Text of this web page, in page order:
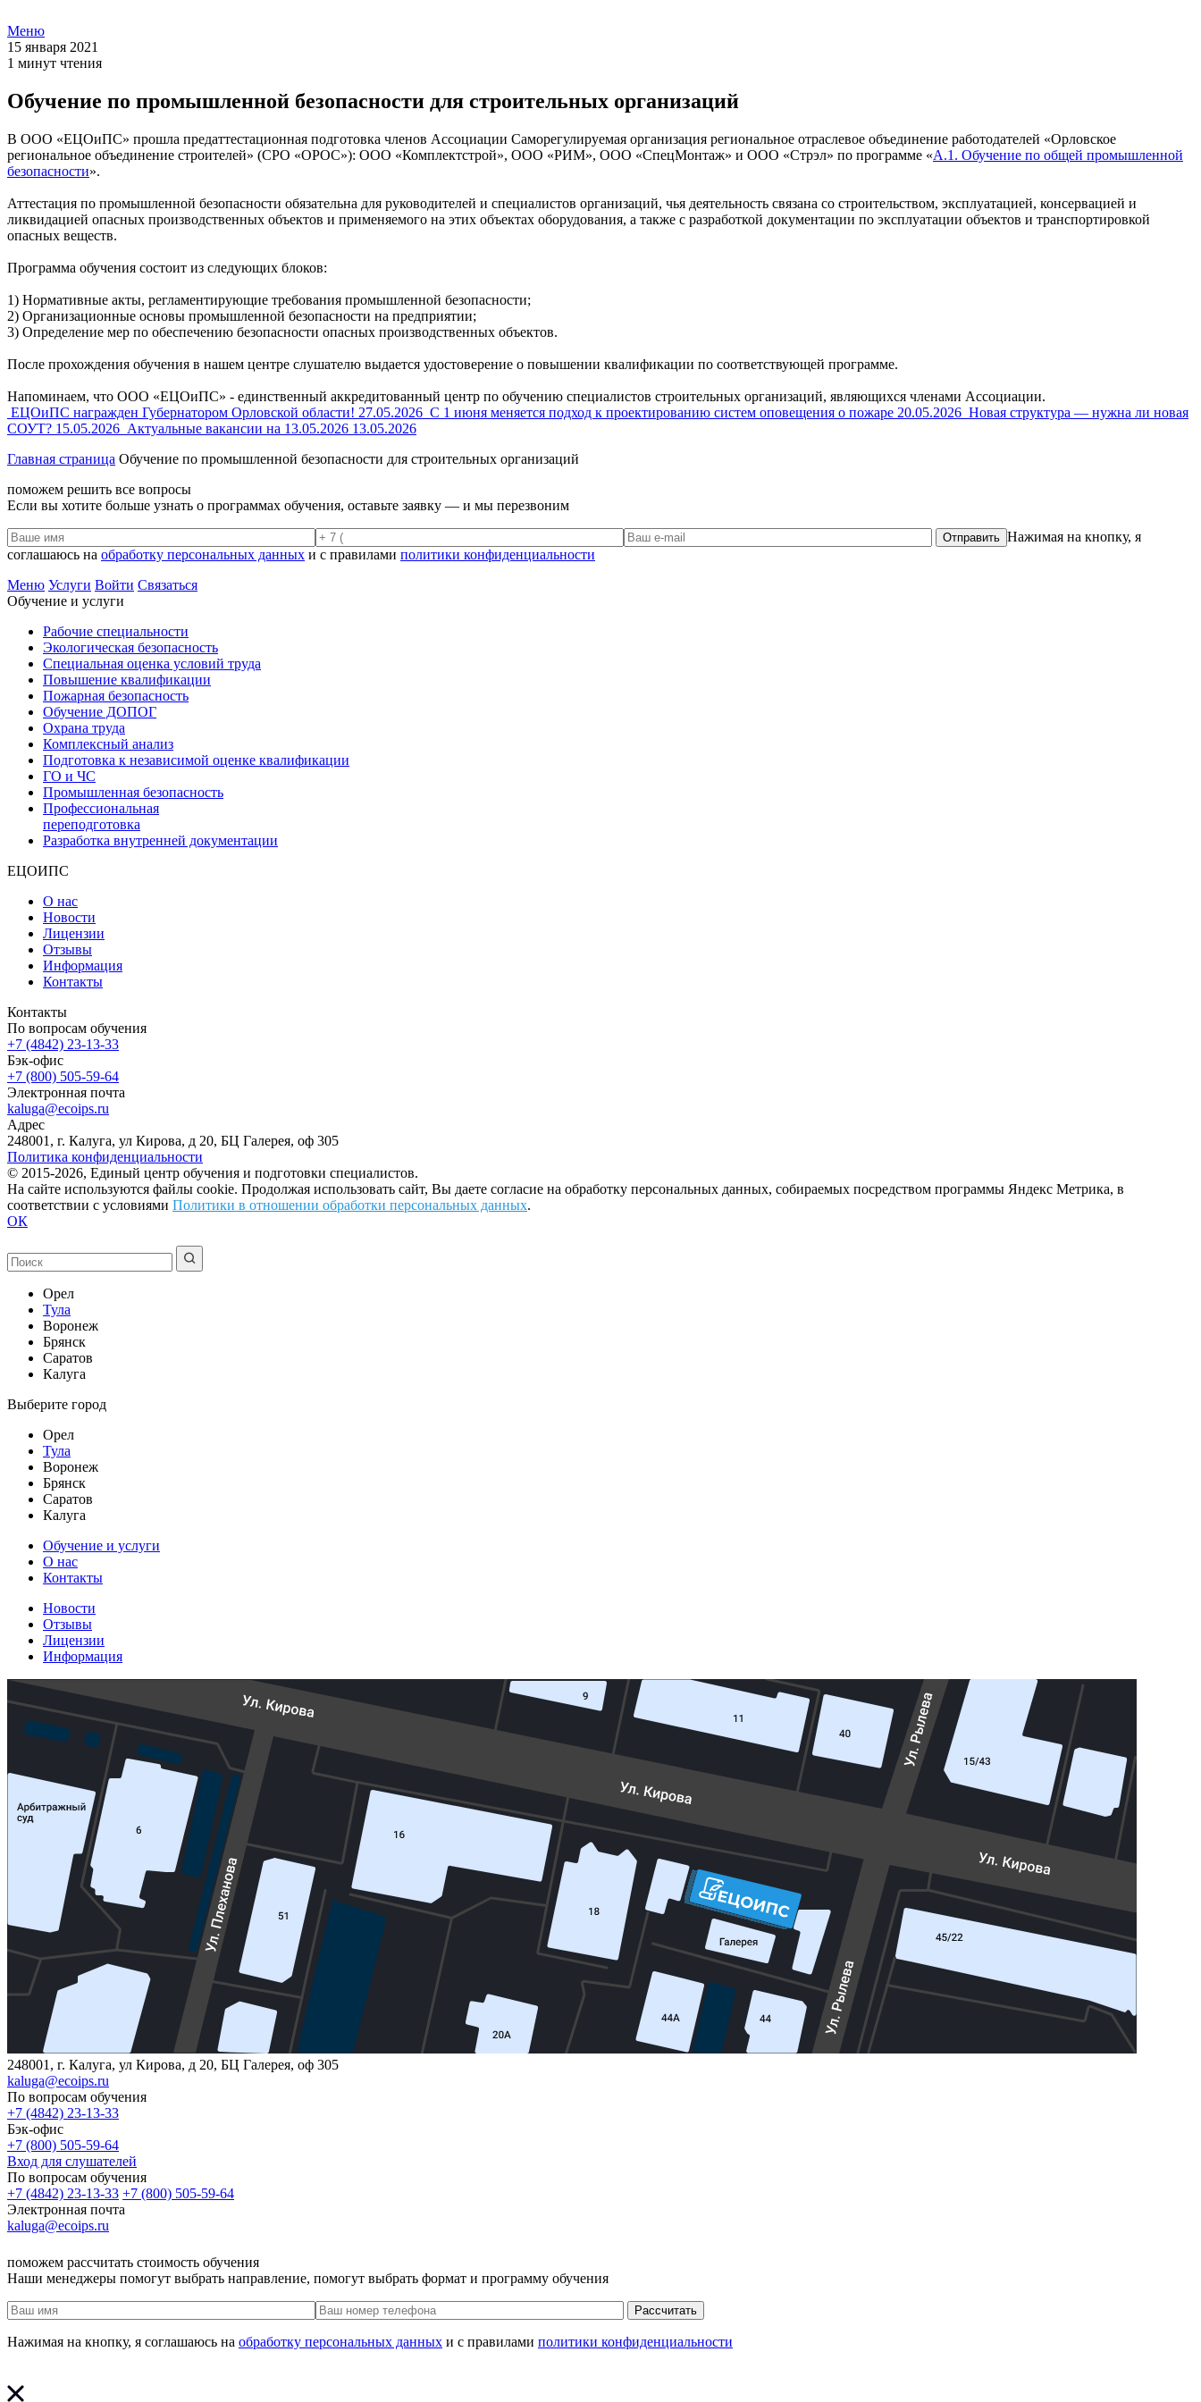
Меню
15 января 2021
1 минут чтения
Обучение по промышленной безопасности для строительных организаций
В ООО «ЕЦОиПС» прошла предаттестационная подготовка членов Ассоциации Саморегулируемая организация региональное отраслевое объединение работодателей «Орловское
региональное объединение строителей» (СРО «ОРОС»): ООО «Комплектстрой», ООО «РИМ», ООО «СпецМонтаж» и ООО «Стрэл» по программе «А.1. Обучение по общей промышленной
безопасности».
Аттестация по промышленной безопасности обязательна для руководителей и специалистов организаций, чья деятельность связана со строительством, эксплуатацией, консервацией и
ликвидацией опасных производственных объектов и применяемого на этих объектах оборудования, а также с разработкой документации по эксплуатации объектов и транспортировкой
опасных веществ.
Программа обучения состоит из следующих блоков:
1) Нормативные акты, регламентирующие требования промышленной безопасности;
2) Организационные основы промышленной безопасности на предприятии;
3) Определение мер по обеспечению безопасности опасных производственных объектов.
После прохождения обучения в нашем центре слушателю выдается удостоверение о повышении квалификации по соответствующей программе.
Напоминаем, что ООО «ЕЦОиПС» - единственный аккредитованный центр по обучению специалистов строительных организаций, являющихся членами Ассоциации.
ЕЦОиПС награжден Губернатором Орловской области! 27.05.2026 С 1 июня меняется подход к проектированию систем оповещения о пожаре 20.05.2026 Новая структура — нужна ли новая
СОУТ? 15.05.2026 Актуальные вакансии на 13.05.2026 13.05.2026
Главная страница Обучение по промышленной безопасности для строительных организаций
поможем решить все вопросы
Если вы хотите больше узнать о программах обучения, оставьте заявку — и мы перезвоним
Отправить Нажимая на кнопку, я
соглашаюсь на обработку персональных данных и с правилами политики конфиденциальности
Меню Услуги Войти Связаться
Обучение и услуги
Рабочие специальности
Экологическая безопасность
Специальная оценка условий труда
Повышение квалификации
Пожарная безопасность
Обучение ДОПОГ
Охрана труда
Комплексный анализ
Подготовка к независимой оценке квалификации
ГО и ЧС
Промышленная безопасность
Профессиональная
переподготовка
Разработка внутренней документации
ЕЦОИПС
О нас
Новости
Лицензии
Отзывы
Информация
Контакты
Контакты
По вопросам обучения
+7 (4842) 23-13-33
Бэк-офис
+7 (800) 505-59-64
Электронная почта
kaluga@ecoips.ru
Адрес
248001, г. Калуга, ул Кирова, д 20, БЦ Галерея, оф 305
Политика конфиденциальности
© 2015-2026, Единый центр обучения и подготовки специалистов.
На сайте используются файлы cookie. Продолжая использовать сайт, Вы даете согласие на обработку персональных данных, собираемых посредством программы Яндекс Метрика, в
соответствии с условиями Политики в отношении обработки персональных данных.
ОК
Орел
Тула
Воронеж
Брянск
Саратов
Калуга
Выберите город
Орел
Тула
Воронеж
Брянск
Саратов
Калуга
Обучение и услуги
О нас
Контакты
Новости
Отзывы
Лицензии
Информация
248001, г. Калуга, ул Кирова, д 20, БЦ Галерея, оф 305
kaluga@ecoips.ru
По вопросам обучения
+7 (4842) 23-13-33
Бэк-офис
+7 (800) 505-59-64
Вход для слушателей
По вопросам обучения
+7 (4842) 23-13-33 +7 (800) 505-59-64
Электронная почта
kaluga@ecoips.ru
поможем рассчитать стоимость обучения
Наши менеджеры помогут выбрать направление, помогут выбрать формат и программу обучения
Рассчитать
Нажимая на кнопку, я соглашаюсь на обработку персональных данных и с правилами политики конфиденциальности